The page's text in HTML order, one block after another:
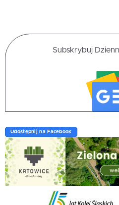
Subskrybuj
Udostępnij na Facebook